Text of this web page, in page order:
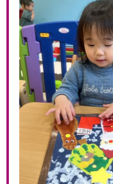
2022年 06月(22)
2022年 05月(19)
2022年 04月(20)
2022年 03月(22)
2022年 02月(15)
2022年 01月(19)
2021
2021年 12月(20)
2021年 11月(20)
2021年 10月(21)
2021年 09月(20)
2021年 08月(18)
2021年 07月(20)